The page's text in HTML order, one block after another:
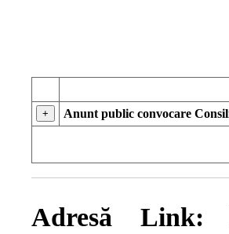
+
Anunt public convocare
Adresă Link: